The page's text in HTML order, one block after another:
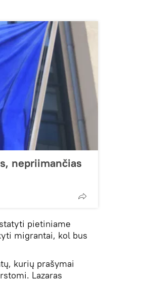
nepriimančias
pietiniame
migrantai, kol bus
kurių prašymai
Lazaras